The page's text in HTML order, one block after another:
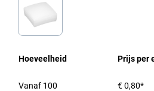
Hoeveelheid Prijs per
Vanaf 100 € 0,80*